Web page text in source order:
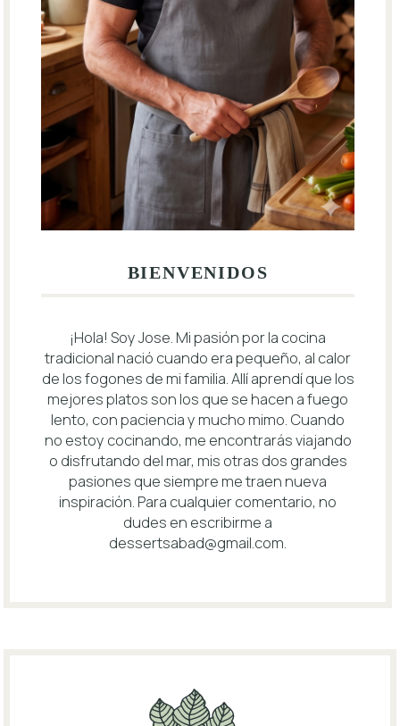
BIENVENIDOS
¡Hola! Soy Jose. Mi pasión por la cocina
tradicional nació cuando era pequeño, al calor
de los fogones de mi familia. Allí aprendí que los
mejores platos son los que se hacen a fuego
lento, con paciencia y mucho mimo. Cuando
no estoy cocinando, me encontrarás viajando
o disfrutando del mar, mis otras dos grandes
pasiones que siempre me traen nueva
inspiración. Para cualquier comentario, no
dudes en escribirme a
dessertsabad@gmail.com.